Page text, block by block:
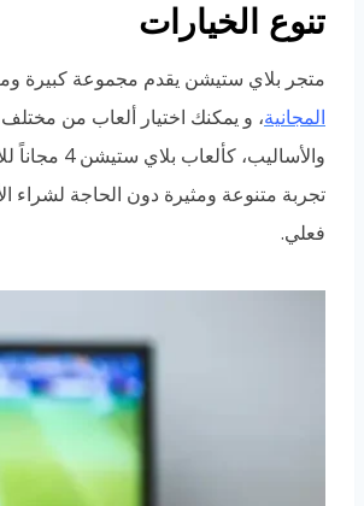
تنوع الخيارات
متجر بلاي ستيشن يقدم مجموعة كبيرة
المجانية، و يمكنك اختيار ألعاب من مختلف
والأساليب،
تجربة متنوعة ومثيرة دون الحاجة لشراء
فعلي.